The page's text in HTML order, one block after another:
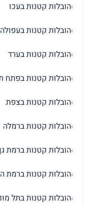
›הובלות קטנות בעכו
›הובלות קטנות בעפולה
›הובלות קטנות בערד
›הובלות קטנות בפתח
›הובלות קטנות בצפת
›הובלות קטנות ברמלה
›הובלות קטנות ברמת
›הובלות קטנות ברמת
›הובלות קטנות בתל